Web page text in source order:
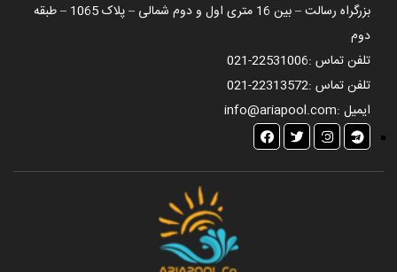
بزرگراه رسالت – بین 16 متری اول و دوم شمالی – پلاک 1065 – طبقه
دوم
تلفن تماس :021-22531006
تلفن تماس :021-22313572
ایمیل :info@ariapool.com